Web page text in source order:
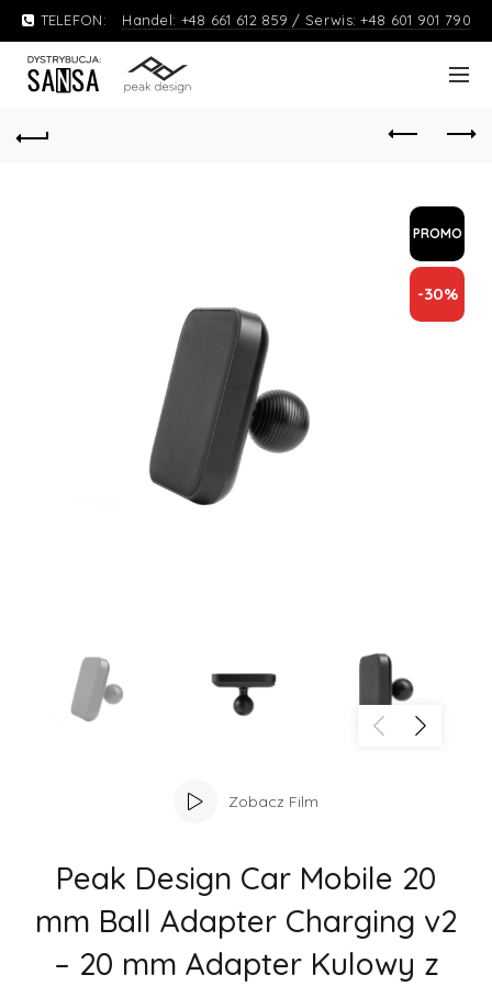
TELEFON: Handel: +48 661 612 859 / Serwis: +48 601 901 790
PROMO
-30%
Zobacz Film
Peak Design Car Mobile 20
mm Ball Adapter Charging v2
– 20 mm Adapter Kulowy z